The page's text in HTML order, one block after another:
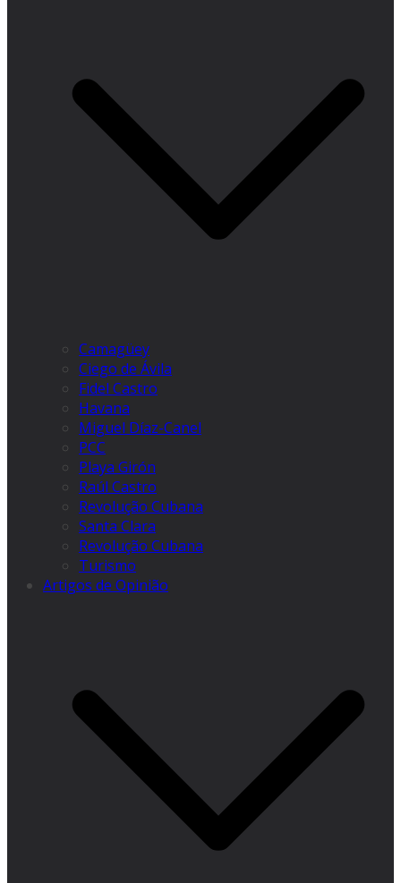
Camagüey
Ciego de Ávila
Fidel Castro
Havana
Miguel Díaz-Canel
PCC
Playa Girón
Raúl Castro
Revolução Cubana
Santa Clara
Revolução Cubana
Turismo
Artigos de Opinião